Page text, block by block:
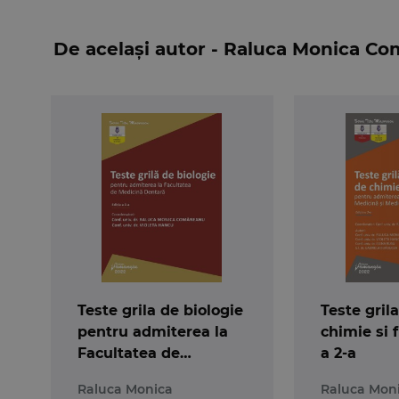
Autori: Comaneanu Raluca Monica, Violeta
Prezenta lucrare contine teste grila
Facultatii de Medicina Dentara (Medicina
variante corecte de raspuns, conform
Dan Cristescu, Carmen Salavastru, Bogdan
De același autor - Raluca Monica
Teste grila de biologie
pentru admiterea la
Facultatea de
Raluca Monica
Teste
chimie si
a 2-a
Raluca